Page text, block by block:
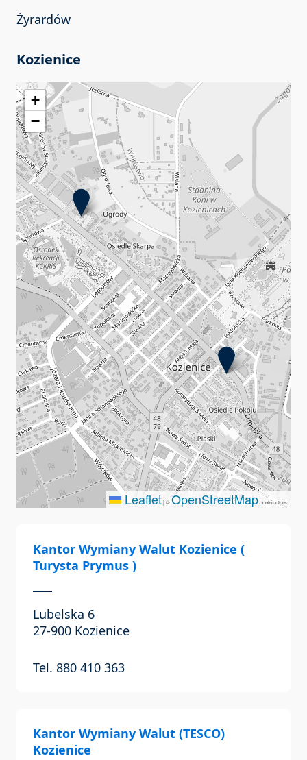
Żyrardów
Kozienice
+
−
Leaflet|©OpenStreetMapcontributors
Kantor Wymiany Walut Kozienice (
Turysta Prymus )
Lubelska 6
27-900 Kozienice
Tel. 880 410 363
Kantor Wymiany Walut (TESCO)
Kozienice